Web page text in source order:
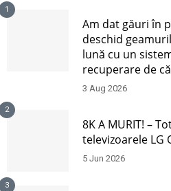
1
Am dat găuri în
deschid
lună cu un
recuperare de
3 Aug 2026
2
8K A MURIT! –
televizoarele LG
5 Jun 2026
3